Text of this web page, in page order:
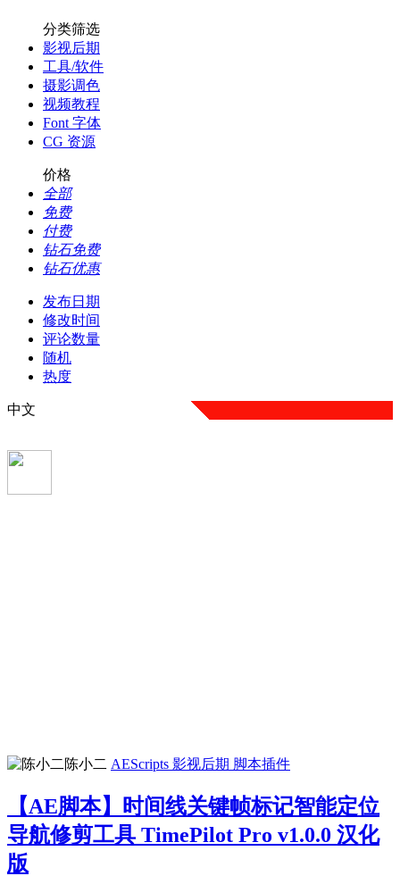
分类筛选
影视后期
工具/软件
摄影调色
视频教程
Font 字体
CG 资源
价格
全部
免费
付费
钻石免费
钻石优惠
发布日期
修改时间
评论数量
随机
热度
中文
陈小二 AEScripts 影视后期 脚本插件
【AE脚本】时间线关键帧标记智能定位
导航修剪工具 TimePilot Pro v1.0.0 汉化
版